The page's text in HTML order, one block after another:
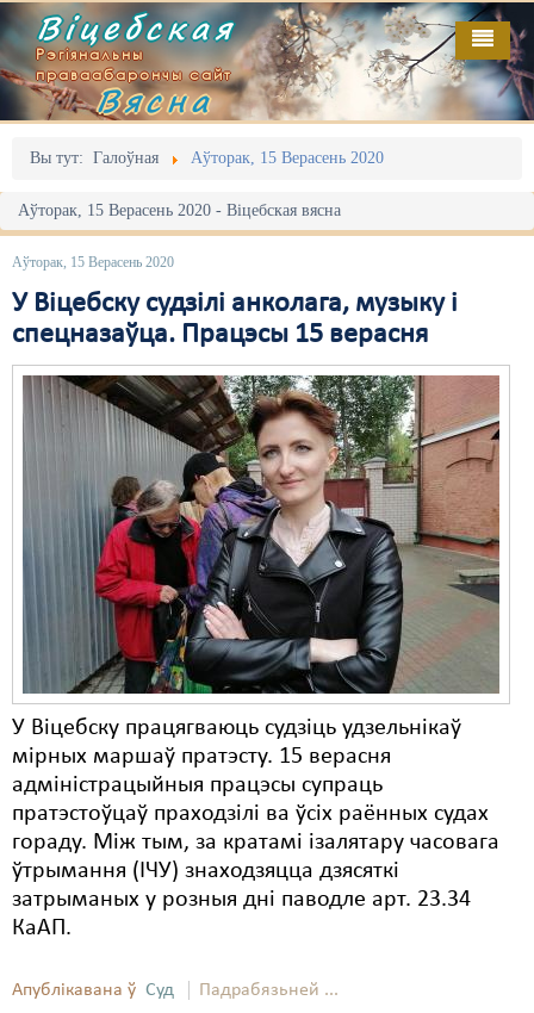
Віцебская
Рэгіянальны
праваабарончы сайт
Вясна
Вы тут: Галоўная Аўторак, 15 Верасень 2020
Аўторак, 15 Верасень 2020 - Віцебская вясна
Аўторак, 15 Верасень 2020
У Віцебску судзілі анколага, музыку і
спецназаўца. Працэсы 15 верасня
У Віцебску працягваюць судзіць удзельнікаў
мірных маршаў пратэсту. 15 верасня
адміністрацыйныя працэсы супраць
пратэстоўцаў праходзілі ва ўсіх раённых судах
гораду. Між тым, за кратамі ізалятару часовага
ўтрымання (ІЧУ) знаходзяцца дзясяткі
затрыманых у розныя дні паводле арт. 23.34
КаАП.
Апублікавана ў Суд Падрабязьней ...
Галоўная
Адміністрацыйны перасьлед
Акцыі
Выбары
Грамадзянскія ініцыятывы
Дзяржава
Дыскрымінацыя
Затрыманьні
Карная псыхіятрыя
КПЧ ААН
Культурныя правы
Мігранты
Мірныя сходы
Палітвязьні
Праваабаронцы
Правы дзіцяці
Выданьні
Відэа
Пра нас
RSS